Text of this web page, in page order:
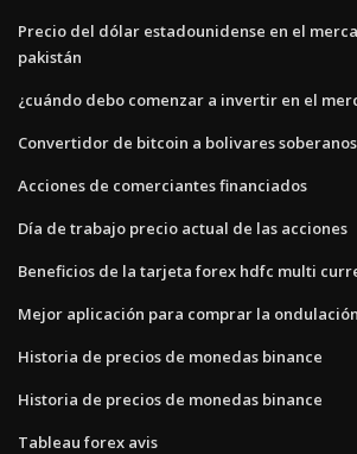
Precio del dólar estadounidense en el
pakistán
¿cuándo debo comenzar a invertir en el
Convertidor de bitcoin a bolivares soberanos
Acciones de comerciantes financiados
Día de trabajo precio actual de las acciones
Beneficios de la tarjeta forex hdfc multi
Mejor aplicación para comprar la
Historia de precios de monedas binance
Historia de precios de monedas binance
Tableau forex avis